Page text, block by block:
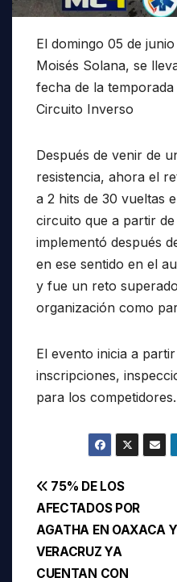
El domingo 05 de
Moisés Solana, se
fecha de la
Circuito Inverso
Después de venir de
resistencia, ahora el
a 2 hits de 30 vueltas
circuito que a partir
implementó después
en ese sentido en el
y fue un reto
organización como
El evento inicia a
inscripciones,
para los competidores.
Navegación
de
entradas
75% DE LOS
AFECTADOS POR
AGATHA EN OAXACA Y
VERACRUZ YA
CUENTAN CON